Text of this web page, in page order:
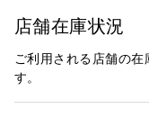
店舗在庫状況
ご利用される店舗の
す。